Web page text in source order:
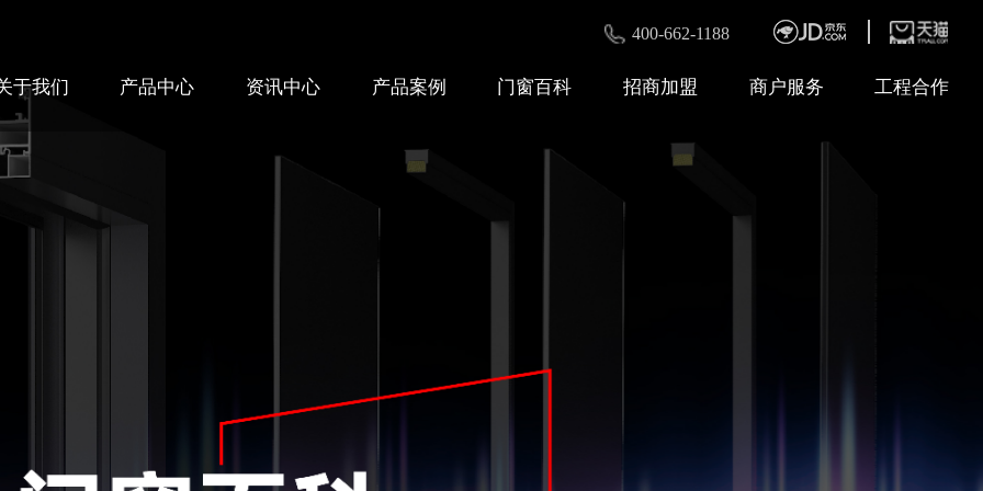
400-662-1188
于我们 产品中心 资讯中心 产品案例 门窗百科 招商加盟 商户服务 工程合作